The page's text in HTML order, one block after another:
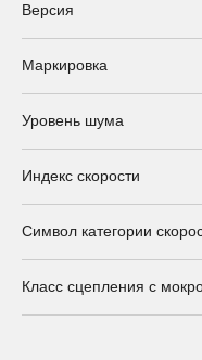
Версия
Маркировка
Уровень шума
Индекс скорости
Символ категории
Класс сцепления с